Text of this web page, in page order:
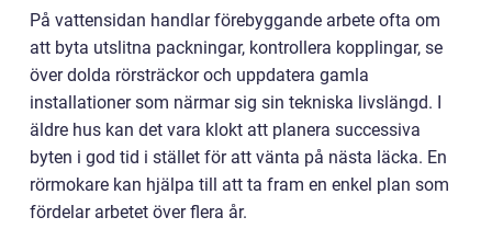
På vattensidan handlar förebyggande arbete ofta om
att byta utslitna packningar, kontrollera kopplingar, se
över dolda rörsträckor och uppdatera gamla
installationer som närmar sig sin tekniska livslängd. I
äldre hus kan det vara klokt att planera successiva
byten i god tid i stället för att vänta på nästa läcka. En
rörmokare kan hjälpa till att ta fram en enkel plan som
fördelar arbetet över flera år.